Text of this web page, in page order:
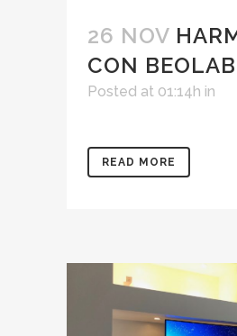
26 NOV
CON
Posted at 01:14h in
READ MORE